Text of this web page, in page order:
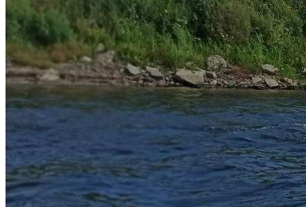
RAPPEL / ESCALADA
Trekking / Rappel 70mts Cerro de los Cuervos
Escalada en Roca y Rappel 20mts Punta Ballena
Grutas de Salamanca
CARRERAS de Aventura
XC Adventure Race